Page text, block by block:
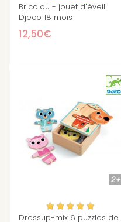
Bricolou - jouet d'éveil
Djeco 18 mois
12,50€
2+
Dressup-mix 6 puzzles de